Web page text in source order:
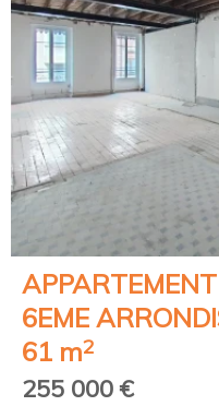
6EME
61 m2
255 000 €